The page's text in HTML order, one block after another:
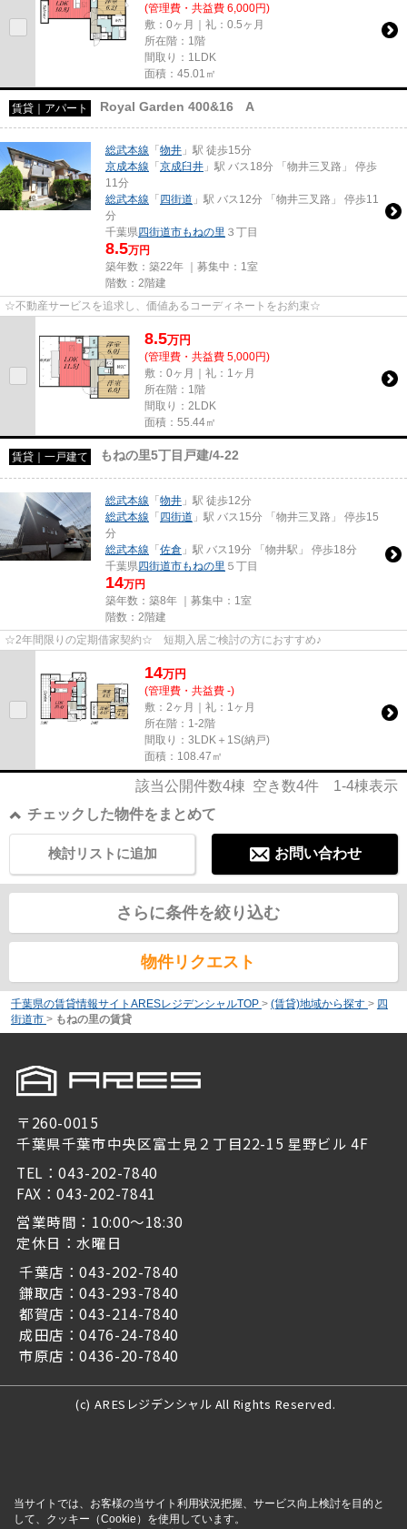
(管理費・共益費 6,000円)
敷：0ヶ月｜礼：0.5ヶ月
所在階：1階
間取り：1LDK
面積：45.01㎡
賃貸｜アパート Royal Garden 400&16 A
総武本線 「物井 」駅 徒歩15分
京成本線 「京成臼井 」駅 バス18分 「物井三叉路」 停歩
11分
総武本線 「四街道 」駅 バス12分 「物井三叉路」 停歩11
分
千葉県四街道市もねの里 ３丁目
8.5万円
築年数：築22年 ｜募集中： 1室
階数：2階建
☆不動産サービスを追求し、価値あるコーディネートをお約束☆
8.5万円
(管理費・共益費 5,000円)
敷：0ヶ月｜礼：1ヶ月
所在階：1階
間取り：2LDK
面積：55.44㎡
賃貸｜一戸建て もねの里5丁目戸建/4-22
総武本線 「物井 」駅 徒歩12分
総武本線 「四街道 」駅 バス15分 「物井三叉路」 停歩15
分
総武本線 「佐倉 」駅 バス19分 「物井駅」 停歩18分
千葉県四街道市もねの里 ５丁目
14万円
築年数：築8年 ｜募集中： 1室
階数：2階建
☆2年間限りの定期借家契約☆ 短期入居ご検討の方におすすめ♪
14万円
(管理費・共益費 -)
敷：2ヶ月｜礼：1ヶ月
所在階：1-2階
間取り：3LDK＋1S(納戸)
面積：108.47㎡
該当公開件数4棟 空き数4件 1-4棟表示
チェックした物件をまとめて
お問い合わせ
検討リストに追加
さらに条件を絞り込む
物件リクエスト
千葉県の賃貸情報サイトARESレジデンシャルTOP > (賃貸)地域から探す > 四
街道市 > もねの里の賃貸
〒260-0015
千葉県千葉市中央区富士見２丁目22-15 星野ビル 4F
TEL：043-202-7840
FAX：043-202-7841
営業時間：10:00～18:30
定休日：水曜日
千葉店：043-202-7840
鎌取店：043-293-7840
都賀店：043-214-7840
成田店：0476-24-7840
市原店：0436-20-7840
(c) ARESレジデンシャル All Rights Reserved.
当サイトでは、お客様の当サイト利用状況把握、サービス向上検討を目的と
して、クッキー（Cookie）を使用しています。